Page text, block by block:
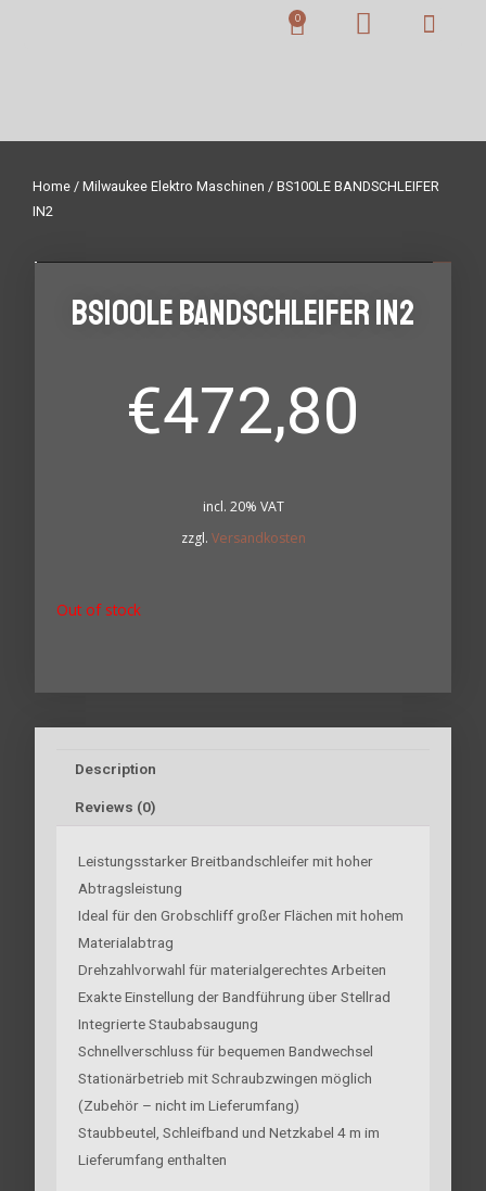
Home / Milwaukee Elektro Maschinen / BS100LE BANDSCHLEIFER
IN2
BS100LE BANDSCHLEIFER IN2
€472,80
incl. 20% VAT
zzgl. Versandkosten
Out of stock
Description
Reviews (0)
Leistungsstarker Breitbandschleifer mit hoher
Abtragsleistung
Ideal für den Grobschliff großer Flächen mit hohem
Materialabtrag
Drehzahlvorwahl für materialgerechtes Arbeiten
Exakte Einstellung der Bandführung über Stellrad
Integrierte Staubabsaugung
Schnellverschluss für bequemen Bandwechsel
Stationärbetrieb mit Schraubzwingen möglich
(Zubehör – nicht im Lieferumfang)
Staubbeutel, Schleifband und Netzkabel 4 m im
Lieferumfang enthalten